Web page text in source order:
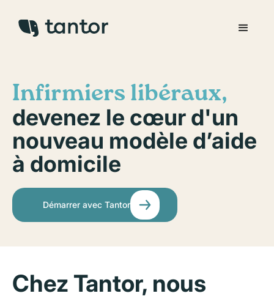
Infirmiers libéraux,
devenez le cœur d'un
nouveau modèle d’aide
à domicile
Démarrer avec Tantor
Chez Tantor, nous